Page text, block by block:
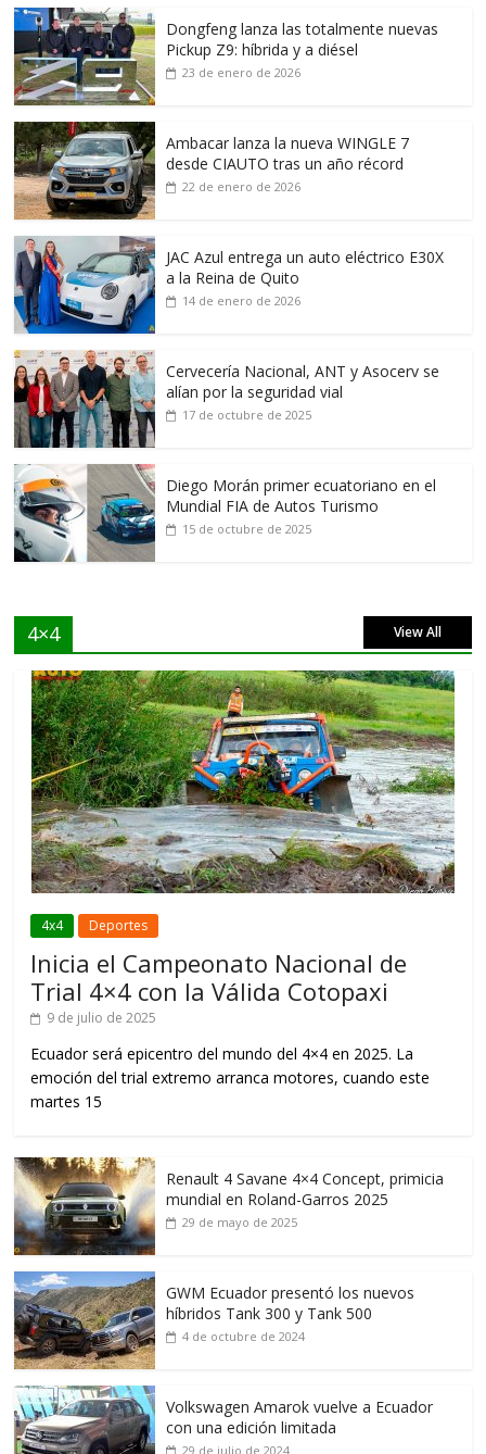
Dongfeng lanza las totalmente nuevas
Pickup Z9: híbrida y a diésel
23 de enero de 2026
Ambacar lanza la nueva WINGLE 7
desde CIAUTO tras un año récord
22 de enero de 2026
JAC Azul entrega un auto eléctrico E30X
a la Reina de Quito
14 de enero de 2026
Cervecería Nacional, ANT y Asocerv se
alían por la seguridad vial
17 de octubre de 2025
Diego Morán primer ecuatoriano en el
Mundial FIA de Autos Turismo
15 de octubre de 2025
4×4 View All
4x4 Deportes
Inicia el Campeonato Nacional de
Trial 4×4 con la Válida Cotopaxi
9 de julio de 2025
Ecuador será epicentro del mundo del 4×4 en 2025. La
emoción del trial extremo arranca motores, cuando este
martes 15
Renault 4 Savane 4×4 Concept, primicia
mundial en Roland-Garros 2025
29 de mayo de 2025
GWM Ecuador presentó los nuevos
híbridos Tank 300 y Tank 500
4 de octubre de 2024
Volkswagen Amarok vuelve a Ecuador
con una edición limitada
29 de julio de 2024